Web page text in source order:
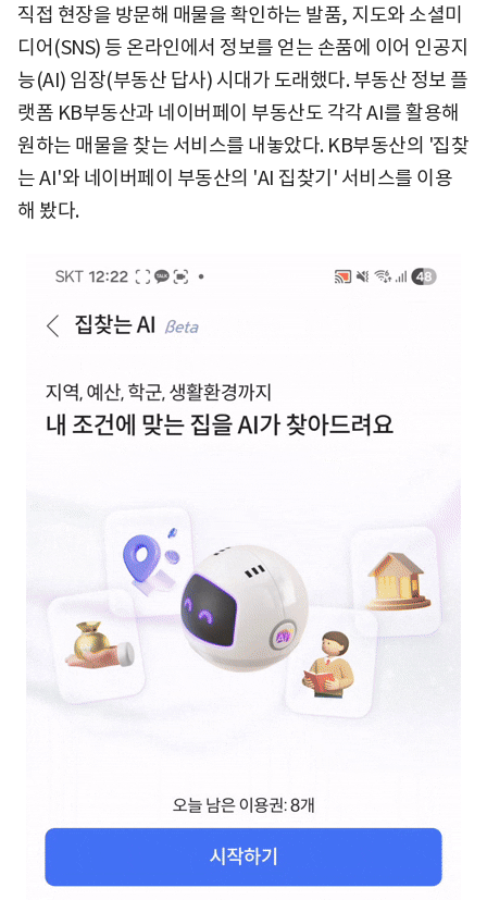
직접 현장을 방문해 매물을 확인하는 발품, 지도와 소셜미
디어(SNS) 등 온라인에서 정보를 얻는 손품에 이어 인공지
능(AI) 임장(부동산 답사) 시대가 도래했다. 부동산 정보 플
랫폼 KB부동산과 네이버페이 부동산도 각각 AI를 활용해
원하는 매물을 찾는 서비스를 내놓았다. KB부동산의 '집찾
는 AI'와 네이버페이 부동산의 'AI 집찾기' 서비스를 이용
해 봤다.